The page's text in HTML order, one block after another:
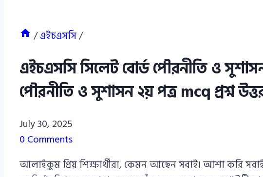
/এইচএসসি/
এইচএসসি সিলেট বোর্ড পৌরনীতি ও
পৌরনীতি ও সুশাসন ২য় পত্র mcq প্রশ্ন
Azizul
Haque
Haque
July 30, 2025
0 Comments
আলাইকুম প্রিয় শিক্ষার্থীরা, কেমন আছেন সবাই। আশা করি